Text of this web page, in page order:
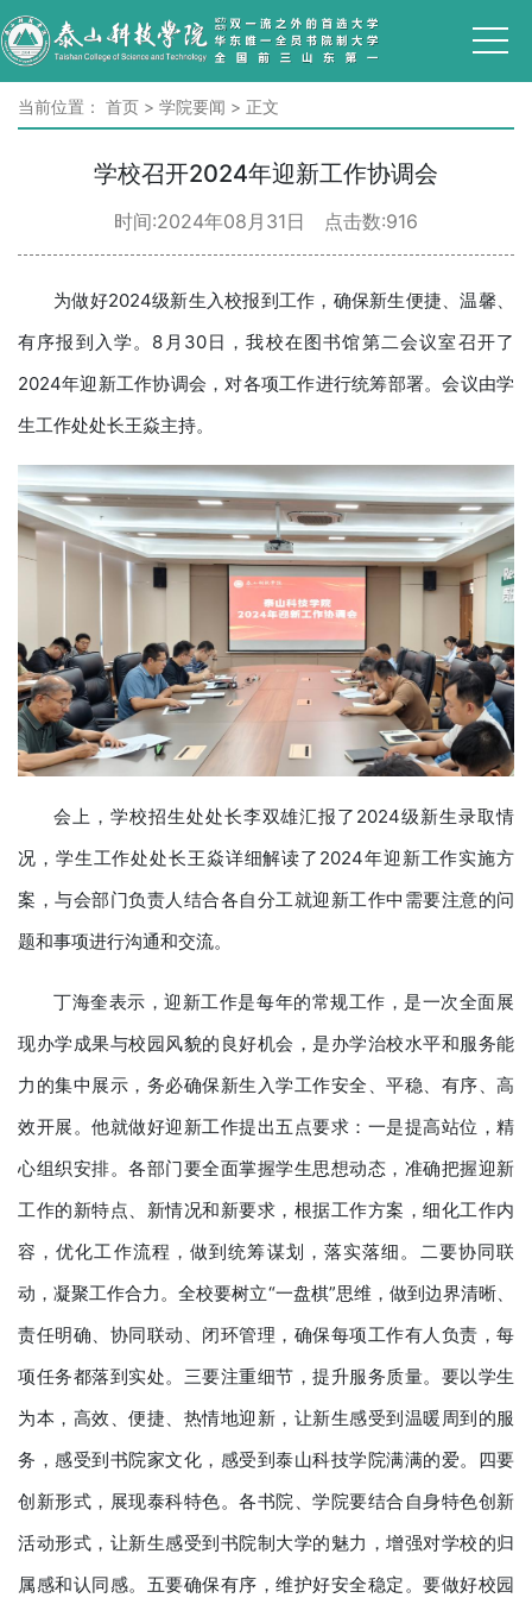
当前位置： 首页 > 学院要闻 > 正文
学校召开2024年迎新工作协调会
时间:2024年08月31日 点击数:916
为做好2024级新生入校报到工作，确保新生便捷、温馨、
有序报到入学。8月30日，我校在图书馆第二会议室召开了
2024年迎新工作协调会，对各项工作进行统筹部署。会议由学
生工作处处长王焱主持。
会上，学校招生处处长李双雄汇报了2024级新生录取情
况，学生工作处处长王焱详细解读了2024年迎新工作实施方
案，与会部门负责人结合各自分工就迎新工作中需要注意的问
题和事项进行沟通和交流。
丁海奎表示，迎新工作是每年的常规工作，是一次全面展
现办学成果与校园风貌的良好机会，是办学治校水平和服务能
力的集中展示，务必确保新生入学工作安全、平稳、有序、高
效开展。他就做好迎新工作提出五点要求：一是提高站位，精
心组织安排。各部门要全面掌握学生思想动态，准确把握迎新
工作的新特点、新情况和新要求，根据工作方案，细化工作内
容，优化工作流程，做到统筹谋划，落实落细。二要协同联
动，凝聚工作合力。全校要树立“一盘棋”思维，做到边界清晰、
责任明确、协同联动、闭环管理，确保每项工作有人负责，每
项任务都落到实处。三要注重细节，提升服务质量。要以学生
为本，高效、便捷、热情地迎新，让新生感受到温暖周到的服
务，感受到书院家文化，感受到泰山科技学院满满的爱。四要
创新形式，展现泰科特色。各书院、学院要结合自身特色创新
活动形式，让新生感受到书院制大学的魅力，增强对学校的归
属感和认同感。五要确保有序，维护好安全稳定。要做好校园